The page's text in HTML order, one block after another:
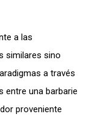
a las
similares sino
a través
entre una barbarie
proveniente